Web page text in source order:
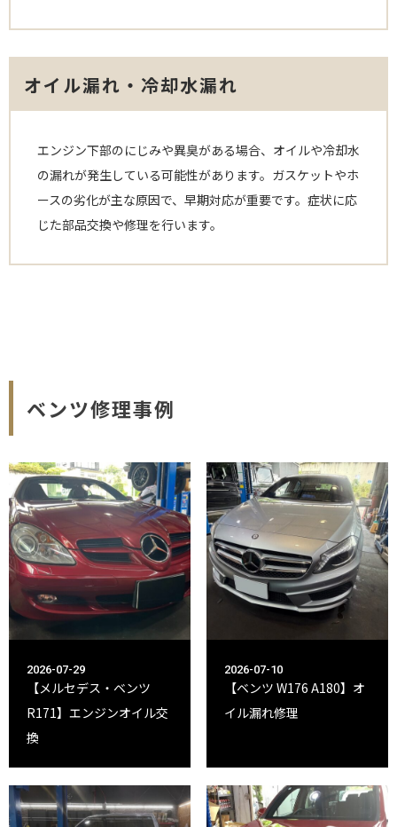
オイル漏れ・冷却水漏れ
エンジン下部のにじみや異臭がある場合、オイルや冷却水
の漏れが発生している可能性があります。ガスケットやホ
ースの劣化が主な原因で、早期対応が重要です。症状に応
じた部品交換や修理を行います。
ベンツ修理事例
2026-07-29
【メルセデス・ベンツ
R171】エンジンオイル交
換
2026-07-10
【ベンツ W176 A180】オ
イル漏れ修理